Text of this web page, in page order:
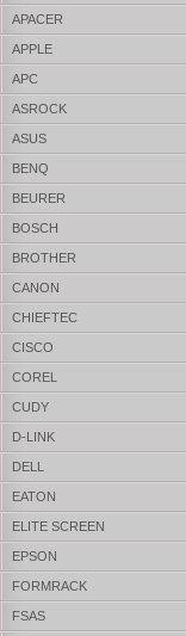
APACER
APPLE
APC
ASROCK
ASUS
BENQ
BEURER
BOSCH
BROTHER
CANON
CHIEFTEC
CISCO
COREL
CUDY
D-LINK
DELL
EATON
ELITE SCREEN
EPSON
FORMRACK
FSAS